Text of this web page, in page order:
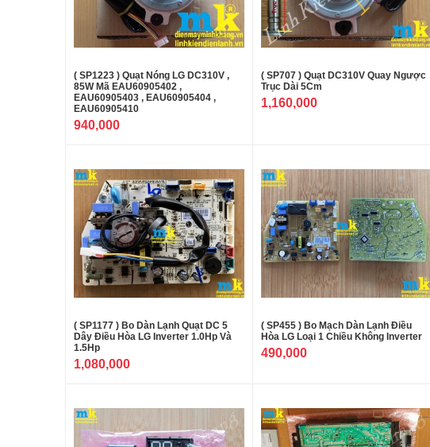
( SP1223 ) Quạt Nóng LG DC310V ,
85W Mã EAU60905402 ,
EAU60905403 , EAU60905404 ,
EAU60905410
940,000
( SP707 ) Quạt DC310V Quay Ngược
Trục Dài 5Cm
1,160,000
( SP1177 ) Bo Dàn Lạnh Quạt DC 5
Dây Điều Hòa LG Inverter 1.0Hp Và
1.5Hp
1,080,000
( SP455 ) Bo Mạch Dàn Lạnh Điều
Hòa LG Loại 1 Chiều Không Inverter
490,000